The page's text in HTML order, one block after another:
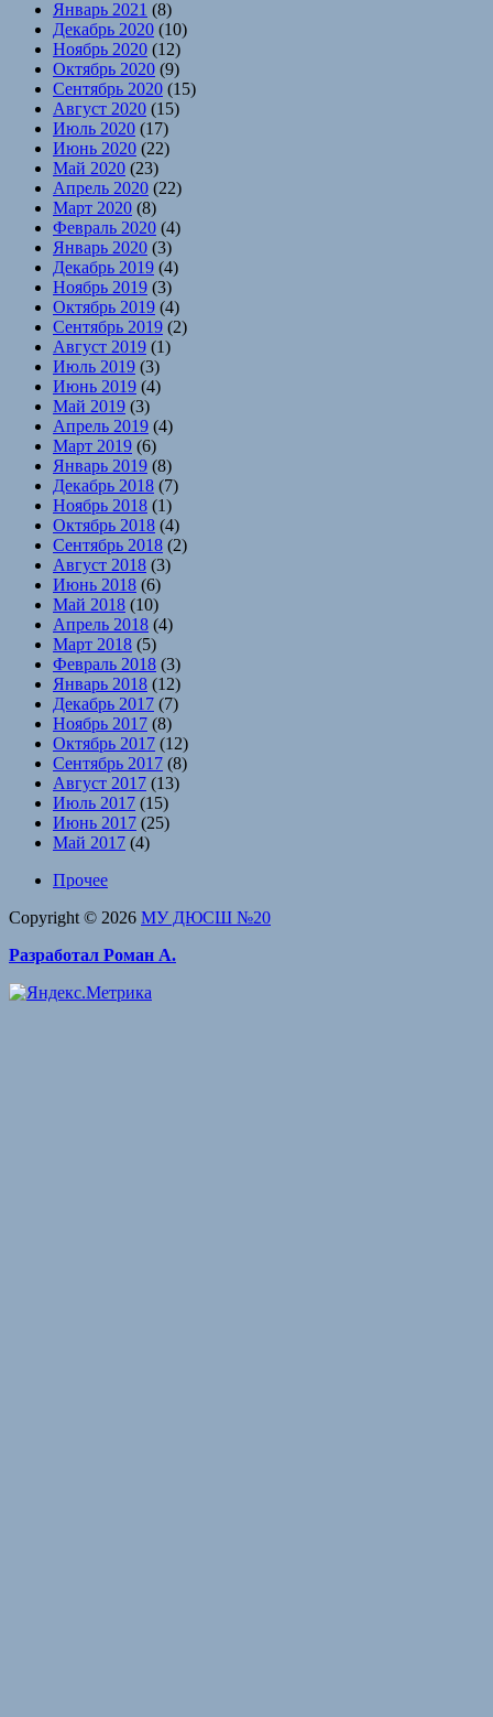
Январь 2021 (8)
Декабрь 2020 (10)
Ноябрь 2020 (12)
Октябрь 2020 (9)
Сентябрь 2020 (15)
Август 2020 (15)
Июль 2020 (17)
Июнь 2020 (22)
Май 2020 (23)
Апрель 2020 (22)
Март 2020 (8)
Февраль 2020 (4)
Январь 2020 (3)
Декабрь 2019 (4)
Ноябрь 2019 (3)
Октябрь 2019 (4)
Сентябрь 2019 (2)
Август 2019 (1)
Июль 2019 (3)
Июнь 2019 (4)
Май 2019 (3)
Апрель 2019 (4)
Март 2019 (6)
Январь 2019 (8)
Декабрь 2018 (7)
Ноябрь 2018 (1)
Октябрь 2018 (4)
Сентябрь 2018 (2)
Август 2018 (3)
Июнь 2018 (6)
Май 2018 (10)
Апрель 2018 (4)
Март 2018 (5)
Февраль 2018 (3)
Январь 2018 (12)
Декабрь 2017 (7)
Ноябрь 2017 (8)
Октябрь 2017 (12)
Сентябрь 2017 (8)
Август 2017 (13)
Июль 2017 (15)
Июнь 2017 (25)
Май 2017 (4)
Прочее
Copyright © 2026 МУ ДЮСШ №20
Разработал Роман А.